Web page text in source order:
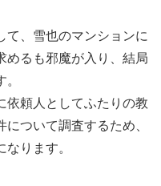
、雪也のマンションに
めるも邪魔が入り、結局
頼人としてふたりの教
ついて調査するため、
ります。